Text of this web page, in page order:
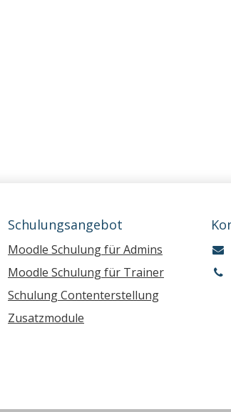
Schulungsangebot
Moodle Schulung für Admins
Moodle Schulung für Trainer
Schulung Contenterstellung
Zusatzmodule